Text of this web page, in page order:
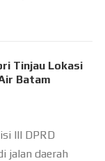
Tinjau Lokasi
Batam
III DPRD
jalan daerah